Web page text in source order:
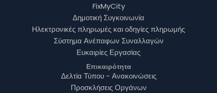
FixMyCity
Δημοτική Συγκοινωνία
Ηλεκτρονικές πληρωμές και οδηγίες πληρωμής
Σύστημα Ανέπαφων Συναλλαγών
Ευκαιρίες Εργασίας
Επικαιρότητα
Δελτία Τύπου - Ανακοινώσεις
Προσκλήσεις Οργάνων